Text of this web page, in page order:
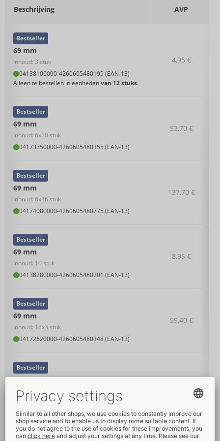
Beschrijving AVP
69 mm
Inhoud: 3 stuk
04138100000-4260605480195 (EAN-13)
Alleen te bestellen in eenhedenvan 12 stuks.
Bestseller
4,95 €
69 mm
Inhoud: 6x10 stuk
04173350000-4260605480355 (EAN-13)
Bestseller
53,70 €
69 mm
Inhoud: 6x36 stuk
04174080000-4260605480775 (EAN-13)
Bestseller
137,70 €
69 mm
Inhoud: 10 stuk
04138280000-4260605480201 (EAN-13)
Bestseller
8,95 €
69 mm
Inhoud: 12x3 stuk
04172620000-4260605480348 (EAN-13)
Bestseller
59,40 €
69 mm
Inhoud: 36 stuk
04138360000 -4260605480218 (EAN-13)
Bestseller
Bestseller